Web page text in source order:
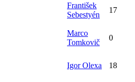
František
Sebestyén
17
Marco
Tomkovič
0
Igor Olexa 18